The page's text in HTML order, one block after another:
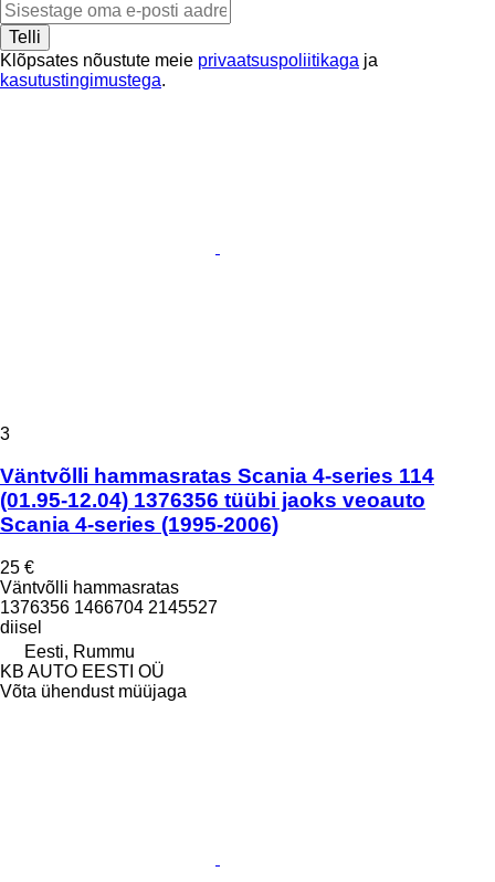
Telli
Klõpsates nõustute meie privaatsuspoliitikaga ja
kasutustingimustega.
3
Väntvõlli hammasratas Scania 4-series 114
(01.95-12.04) 1376356 tüübi jaoks veoauto
Scania 4-series (1995-2006)
25 €
Väntvõlli hammasratas
1376356 1466704 2145527
diisel
Eesti, Rummu
KB AUTO EESTI OÜ
Võta ühendust müüjaga